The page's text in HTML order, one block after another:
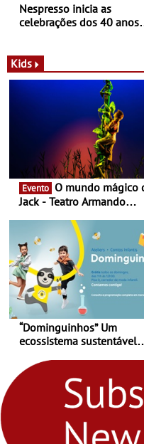
Nespresso inicia as
celebrações dos 40 anos
Novas - Edição limitada
Nespresso x Torres Novas
Kids
Evento
Jack - Teatro Armando
“Dominguinhos” Um
ecossistema sustentável
fores - Atelier de Educação
Ambiental nos
“Dominguinhos” de 23 de